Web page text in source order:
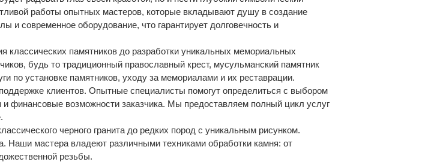
работы опытных мастеров, которые вкладывают душу в создание
современное оборудование, что гарантирует долговечность и
классических памятников до разработки уникальных мемориальных
будь то традиционный православный крест, мусульманский памятник
по установке памятников, уходу за мемориалами и их реставрации.
клиентов. Опытные специалисты помогут определиться с выбором
финансовые возможности заказчика. Мы предоставляем полный цикл услуг
черного гранита до редких пород с уникальным рисунком.
Наши мастера владеют различными техниками обработки камня: от
резьбы.